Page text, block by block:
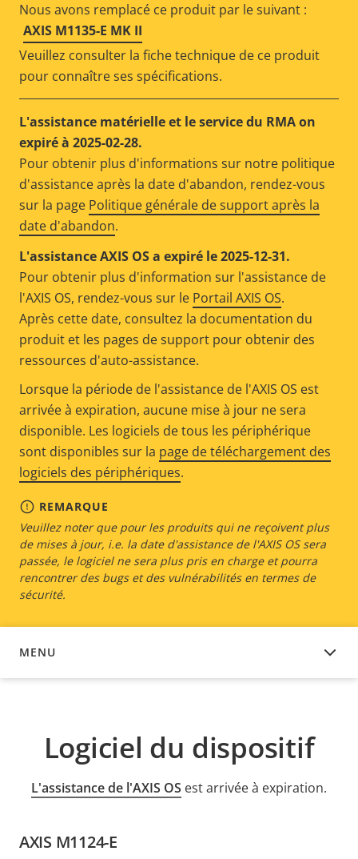
Nous avons remplacé ce produit par le suivant :
AXIS M1135-E MK II
Veuillez consulter la fiche technique de ce produit
pour connaître ses spécifications.
L'assistance matérielle et le service du RMA on
expiré à 2025-02-28.
Pour obtenir plus d'informations sur notre politique
d'assistance après la date d'abandon, rendez-vous
sur la page Politique générale de support après la
date d'abandon.
L'assistance AXIS OS a expiré le 2025-12-31.
Pour obtenir plus d'information sur l'assistance de
l'AXIS OS, rendez-vous sur le Portail AXIS OS.
Après cette date, consultez la documentation du
produit et les pages de support pour obtenir des
ressources d'auto-assistance.
Lorsque la période de l'assistance de l'AXIS OS est
arrivée à expiration, aucune mise à jour ne sera
disponible. Les logiciels de tous les périphérique
sont disponibles sur la page de téléchargement des
logiciels des périphériques.
REMARQUE
Veuillez noter que pour les produits qui ne reçoivent plus
de mises à jour, i.e. la date d'assistance de l'AXIS OS sera
passée, le logiciel ne sera plus pris en charge et pourra
rencontrer des bugs et des vulnérabilités en termes de
sécurité.
MENU
LOGICIEL DU DISPOSITIF
Logiciel du dispositif
L'assistance de l'AXIS OS est arrivée à expiration.
AXIS M1124-E